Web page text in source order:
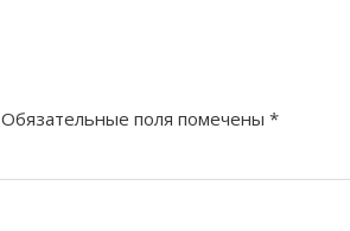
Обязательные поля помечены *